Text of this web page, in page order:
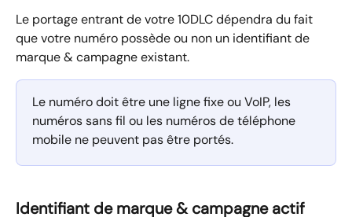
Le portage entrant de votre 10DLC dépendra du fait
que votre numéro possède ou non un identifiant de
marque & campagne existant.
Le numéro doit être une ligne fixe ou VoIP, les
numéros sans fil ou les numéros de téléphone
mobile ne peuvent pas être portés.
Identifiant de marque & campagne actif